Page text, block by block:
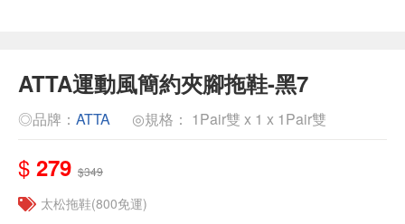
ATTA運動風簡約夾腳拖鞋-黑7
◎品牌： ATTA ◎規格： 1Pair雙 x 1 x 1Pair雙
$ 279 $349
太松拖鞋(800免運)